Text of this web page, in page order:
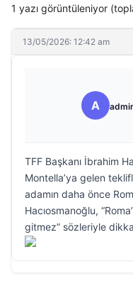
1 yazı görüntüleniyor
13/05/2026: 12:42 am
A
TFF Başkanı İbrahim
Montella’ya gelen
adamın daha önce
Hacıosmanoğlu,
gitmez” sözleriyle